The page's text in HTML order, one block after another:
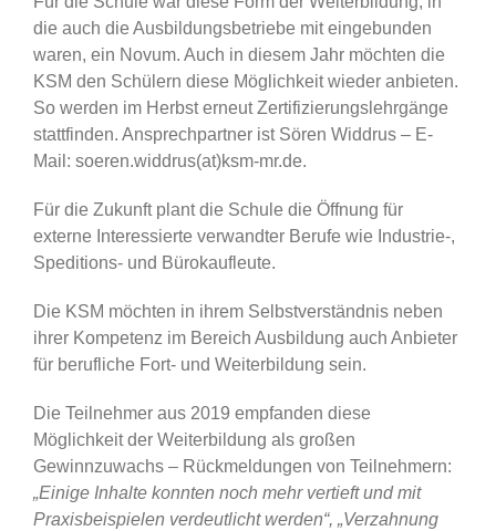
die auch die Ausbildungsbetriebe mit eingebunden
waren, ein Novum. Auch in diesem Jahr möchten die
KSM den Schülern diese Möglichkeit wieder anbieten.
So werden im Herbst erneut Zertifizierungslehrgänge
stattfinden. Ansprechpartner ist Sören Widdrus – E-
Mail: soeren.widdrus(at)ksm-mr.de.
Für die Zukunft plant die Schule die Öffnung für
externe Interessierte verwandter Berufe wie Industrie-,
Speditions- und Bürokaufleute.
Die KSM möchten in ihrem Selbstverständnis neben
ihrer Kompetenz im Bereich Ausbildung auch Anbieter
für berufliche Fort- und Weiterbildung sein.
Die Teilnehmer aus 2019 empfanden diese
Möglichkeit der Weiterbildung als großen
Gewinnzuwachs – Rückmeldungen von Teilnehmern:
„Einige Inhalte konnten noch mehr vertieft und mit
Praxisbeispielen verdeutlicht werden“, „Verzahnung